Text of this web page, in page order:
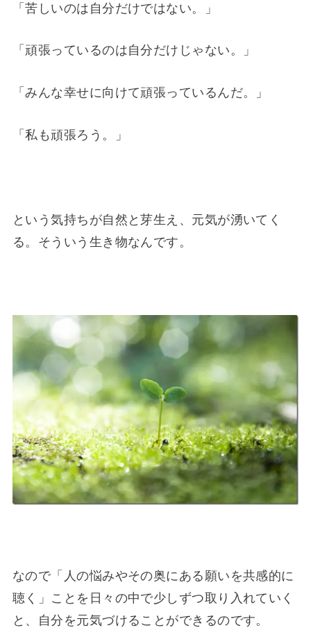
「苦しいのは自分だけではない。」
「頑張っているのは自分だけじゃない。」
「みんな幸せに向けて頑張っているんだ。」
「私も頑張ろう。」
という気持ちが自然と芽生え、元気が湧いてく
る。そういう生き物なんです。
なので「人の悩みやその奥にある願いを共感的に
聴く」ことを日々の中で少しずつ取り入れていく
と、自分を元気づけることができるのです。